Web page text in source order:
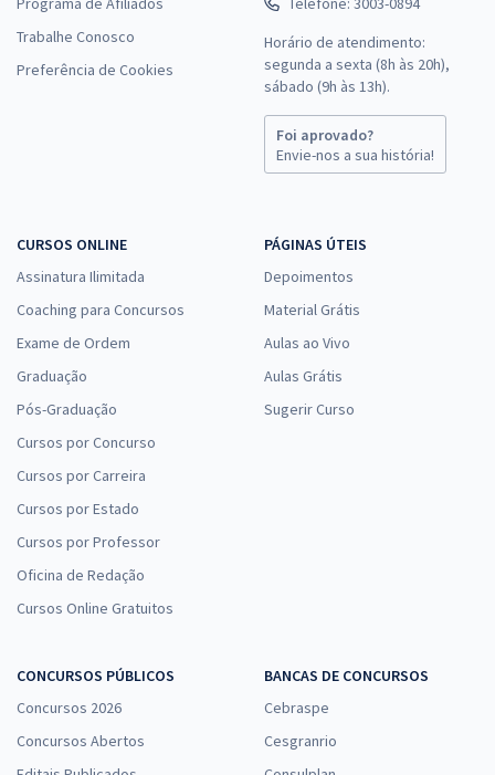
Trabalhe Conosco
Preferência de Cookies
Horário de atendimento:
segunda a sexta (8h às 20h),
sábado (9h às 13h).
Foi aprovado?
Envie-nos a sua história!
CURSOS ONLINE
Assinatura Ilimitada
Coaching para Concursos
Exame de Ordem
Graduação
Pós-Graduação
Cursos por Concurso
Cursos por Carreira
Cursos por Estado
Cursos por Professor
Oficina de Redação
Cursos Online Gratuitos
PÁGINAS ÚTEIS
Depoimentos
Material Grátis
Aulas ao Vivo
Aulas Grátis
Sugerir Curso
CONCURSOS PÚBLICOS
Concursos 2026
Concursos Abertos
BANCAS DE CONCURSOS
Cebraspe
Cesgranrio